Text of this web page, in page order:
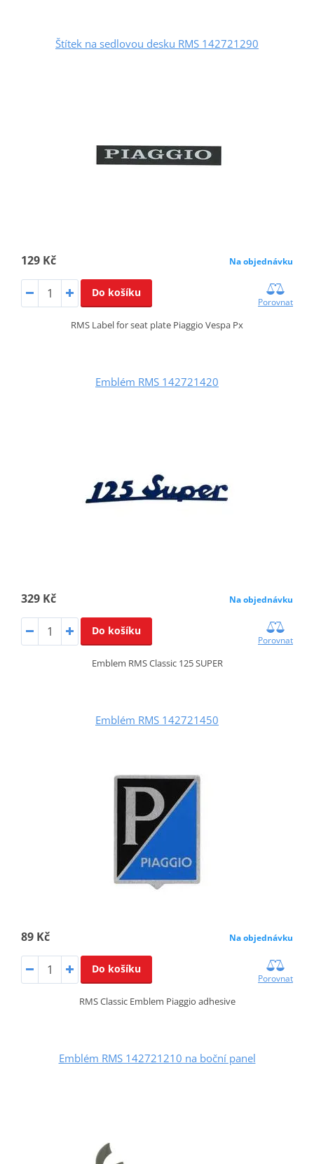
Štítek na sedlovou desku RMS 142721290
129 Kč Na objednávku
Do košíku
Porovnat
RMS Label for seat plate Piaggio Vespa Px
Emblém RMS 142721420
329 Kč Na objednávku
Do košíku
Porovnat
Emblem RMS Classic 125 SUPER
Emblém RMS 142721450
89 Kč Na objednávku
Do košíku
Porovnat
RMS Classic Emblem Piaggio adhesive
Emblém RMS 142721210 na boční panel